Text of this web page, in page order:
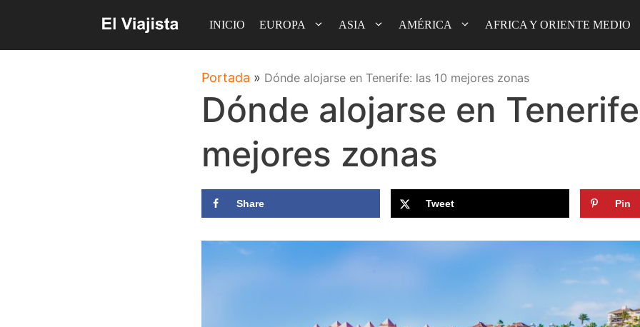
contenido
INICIO EUROPA ASIA AMÉRICA AFRICA Y ORIENTE MEDIO
Portada » Dónde alojarse en Tenerife: las 10 mejores zonas
Dónde alojarse en
mejores zonas
Share Tweet Pin